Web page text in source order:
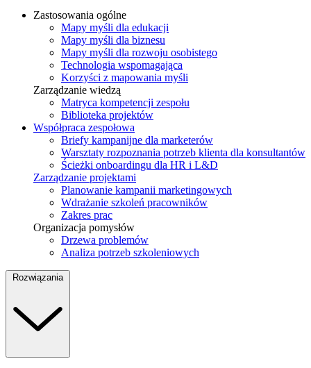
Zastosowania ogólne
Mapy myśli dla edukacji
Mapy myśli dla biznesu
Mapy myśli dla rozwoju osobistego
Technologia wspomagająca
Korzyści z mapowania myśli
Zarządzanie wiedzą
Matryca kompetencji zespołu
Biblioteka projektów
Współpraca zespołowa
Briefy kampanijne dla marketerów
Warsztaty rozpoznania potrzeb klienta dla konsultantów
Ścieżki onboardingu dla HR i L&D
Zarządzanie projektami
Planowanie kampanii marketingowych
Wdrażanie szkoleń pracowników
Zakres prac
Organizacja pomysłów
Drzewa problemów
Analiza potrzeb szkoleniowych
Rozwiązania